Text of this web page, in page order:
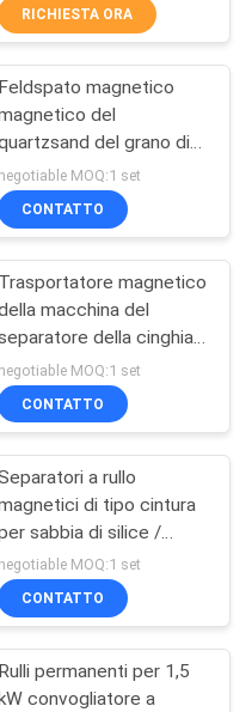
di
95
alta
RICHIESTA ORA
Feldspato magnetico
del
del grano di
specificazione
0.1~10mm del rullo della
macchina 150x1200mm
trasportatore
negotiable MOQ:1 set
CONTATTO
Trasportatore magnetico
macchina del
della cinghia
della puleggia per
attivato
negotiable MOQ:1 set
CONTATTO
a rullo
di tipo cintura
sabbia di silice /
polvere di ceramica /
Feldspar
particelle di plastica
negotiable MOQ:1 set
CONTATTO
Rulli permanenti per 1,5
kW convogliatore a